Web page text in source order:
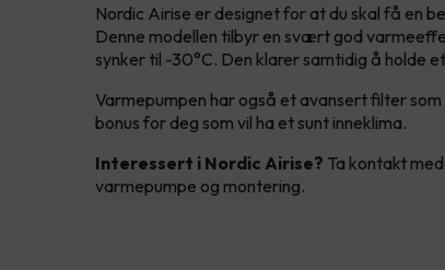
Nordic Airise er designet for at du skal få en
Denne modellen tilbyr en svært god
synker til -30°C. Den klarer samtidig å holde
Varmepumpen har også et avansert filter
bonus for deg som vil ha et sunt inneklima.
Interessert i Nordic Airise? Ta kontakt
varmepumpe og montering.